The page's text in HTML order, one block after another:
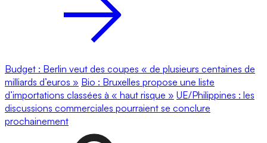
Budget : Berlin veut des coupes « de plusieurs centaines de
milliards d’euros » Bio : Bruxelles propose une liste
d’importations classées à « haut risque » UE/Philippines : les
discussions commerciales pourraient se conclure
prochainement